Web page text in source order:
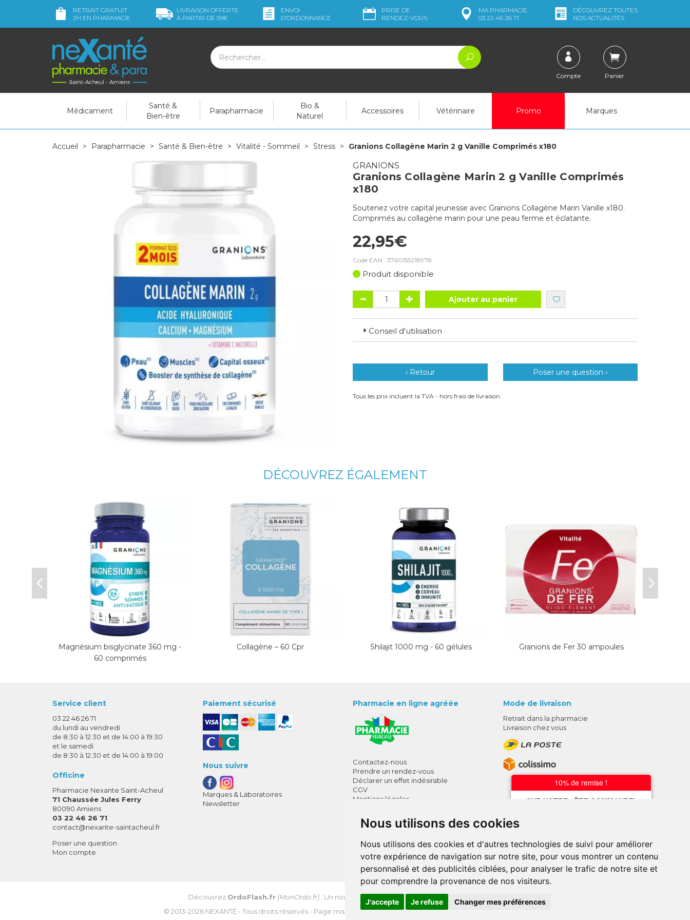
Nous utilisons des cookies
Nous utilisons des cookies et d'autres technologies de suivi pour améliorer
votre expérience de navigation sur notre site, pour vous montrer un contenu
personnalisé et des publicités ciblées, pour analyser le trafic de notre site et
pour comprendre la provenance de nos visiteurs.
J'accepte Je refuse Changer mes préférences
RETRAIT GRATUIT
2H EN PHARMACIE
LIVRAISON OFFERTE
À PARTIR DE 59€
ENVOI
D’ORDONNANCE
PRISE DE
RENDEZ-VOUS
MAPHARMACIE
03 22 46 26 71
DÉCOUVREZ TOUTES
NOS ACTUALITÉS
Compte Panier
Médicament
Santé &
Bien-être
Parapharmacie
Bio &
Naturel
Accessoires Vétérinaire Promo Marques
Accueil Parapharmacie Santé & Bien-être Vitalité - Sommeil Stress Granions Collagène Marin 2 g Vanille Comprimés x180
GRANIONS
Granions Collagène Marin 2 g Vanille Comprimés
x180
Soutenez votre capital jeunesse avec Granions Collagène Marin Vanille x180.
Comprimés au collagène marin pour une peau ferme et éclatante.
22,95€
Code EAN : 3760155218978
Produit disponible
Ajouter au panier
Conseil d'utilisation
‹ Retour Poser une question ›
Tous les prix incluent la TVA - hors frais de livraison.
DÉCOUVREZ ÉGALEMENT
Magnésium bisglycinate 360 mg -
60 comprimés
Collagène – 60 Cpr Shilajit 1000 mg - 60 gélules Granions de Fer 30 ampoules
Service client
03 22 46 26 71
du lundi au vendredi
de 8:30 à 12:30 et de 14:00 à 19:30
et le samedi
de 8:30 à 12:30 et de 14:00 à 19:00
Officine
Pharmacie Nexante Saint-Acheul
71 Chaussée Jules Ferry
80090 Amiens
03 22 46 26 71
contact-
@-
nexante-saintacheul.fr
Poser une question
Mon compte
Paiement sécurisé
Nous suivre
Marques & Laboratoires
Newsletter
Pharmacie en ligne agréée
Contactez-nous
Prendre un rendez-vous
Déclarer un effet indésirable
CGV
Mentions légales
Cookies
Mes préférences Cookies
Annuaire des pharmacies
Mode de livraison
Retrait dans la pharmacie
Livraison chez vous
Découvrez OrdoFlash.fr (MonOrdo.fr): Un nouveau service de dépôt d’ordonnance en ligne.
© 2013-2026 NEXANTÉ - Tous droits réservés - Page mise à jour le 03/08/2026 -Apotekisto, pharmacie en ligne
10% de remise !
SUR VOTRE 1ÈRE COMMANDE*
* sans minimum d'achat , hors
médicaments et produits en offre,
utilisez le code au moment de la
validation du panier afin que la remise
soit prise en compte.